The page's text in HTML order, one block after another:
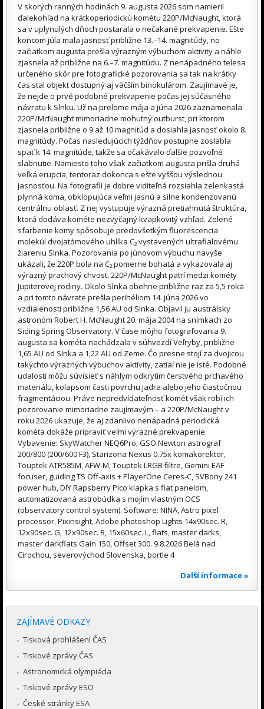
V skorých ranných hodinách 9. augusta 2026 som namieril
ďalekohľad na krátkoperiodickú kométu 220P/McNaught, ktorá
sa v uplynulých dňoch postarala o nečakané prekvapenie. Ešte
koncom júla mala jasnosť približne 13.–14. magnitúdy, no
začiatkom augusta prešla výrazným výbuchom aktivity a náhle
zjasnela až približne na 6.–7. magnitúdu. Z nenápadného telesa
určeného skôr pre fotografické pozorovania sa tak na krátky
čas stal objekt dostupný aj väčším binokulárom. Zaujímavé je,
že nejde o prvé podobné prekvapenie počas jej súčasného
návratu k Slnku. Už na prelome mája a júna 2026 zaznamenala
220P/McNaught mimoriadne mohutný outburst, pri ktorom
zjasnela približne o 9 až 10 magnitúd a dosiahla jasnosť okolo 8.
magnitúdy. Počas nasledujúcich týždňov postupne zoslabla
späť k 14. magnitúde, takže sa očakávalo ďalšie pozvoľné
slabnutie. Namiesto toho však začiatkom augusta prišla druhá
veľká erupcia, tentoraz dokonca s ešte vyššou výslednou
jasnosťou. Na fotografii je dobre viditeľná rozsiahla zelenkastá
plynná koma, obklopujúca veľmi jasnú a silne kondenzovanú
centrálnu oblasť. Z nej vystupuje výrazná pretiahnutá štruktúra,
ktorá dodáva kométe nezvyčajný kvapkovitý vzhľad. Zelené
sfarbenie komy spôsobuje predovšetkým fluorescencia
molekúl dvojatómového uhlíka C₂ vystavených ultrafialovému
žiareniu Slnka. Pozorovania po júnovom výbuchu navyše
ukázali, že 220P bola na C₂ pomerne bohatá a vykazovala aj
výrazný prachový chvost. 220P/McNaught patrí medzi kométy
Jupiterovej rodiny. Okolo Slnka obehne približne raz za 5,5 roka
a pri tomto návrate prešla perihéliom 14. júna 2026 vo
vzdialenosti približne 1,56 AU od Slnka. Objavil ju austrálsky
astronóm Robert H. McNaught 20. mája 2004 na snímkach zo
Siding Spring Observatory. V čase môjho fotografovania 9.
augusta sa kométa nachádzala v súhvezdí Veľryby, približne
1,65 AU od Slnka a 1,22 AU od Zeme. Čo presne stojí za dvojicou
takýchto výrazných výbuchov aktivity, zatiaľ nie je isté. Podobné
udalosti môžu súvisieť s náhlym odkrytím čerstvého prchavého
materiálu, kolapsom časti povrchu jadra alebo jeho čiastočnou
fragmentáciou. Práve nepredvídateľnosť komét však robí ich
pozorovanie mimoriadne zaujímavým – a 220P/McNaught v
roku 2026 ukazuje, že aj zdanlivo nenápadná periodická
kométa dokáže pripraviť veľmi výrazné prekvapenie.
Vybavenie: SkyWatcher NEQ6Pro, GSO Newton astrograf
200/800 (200/600 F3), Starizona Nexus 0.75x komakorektor,
Touptek ATR585M, AFW-M, Touptek LRGB filtre, Gemini EAF
focuser, guiding TS Off-axis + PlayerOne Ceres-C, SVBony 241
power hub, DIY Rapsberry Pico klapka s flat panelom,
automatizovaná astrobúdka s mojím vlastným OCS
(observatory control system). Software: NINA, Astro pixel
processor, Pixinsight, Adobe photoshop Lights 14x90sec. R,
12x90sec. G, 12x90sec. B, 15x60sec. L, flats, master darks,
master darkflats Gain 150, Offset 300. 9.8.2026 Belá nad
Cirochou, severovýchod Slovenska, bortle 4
Další informace »
ZAJÍMAVÉ ODKAZY
Tisková prohlášení ČAS
Tiskové zprávy ČAS
Astronomická olympiáda
Tiskové zprávy ESO
České stránky ESA